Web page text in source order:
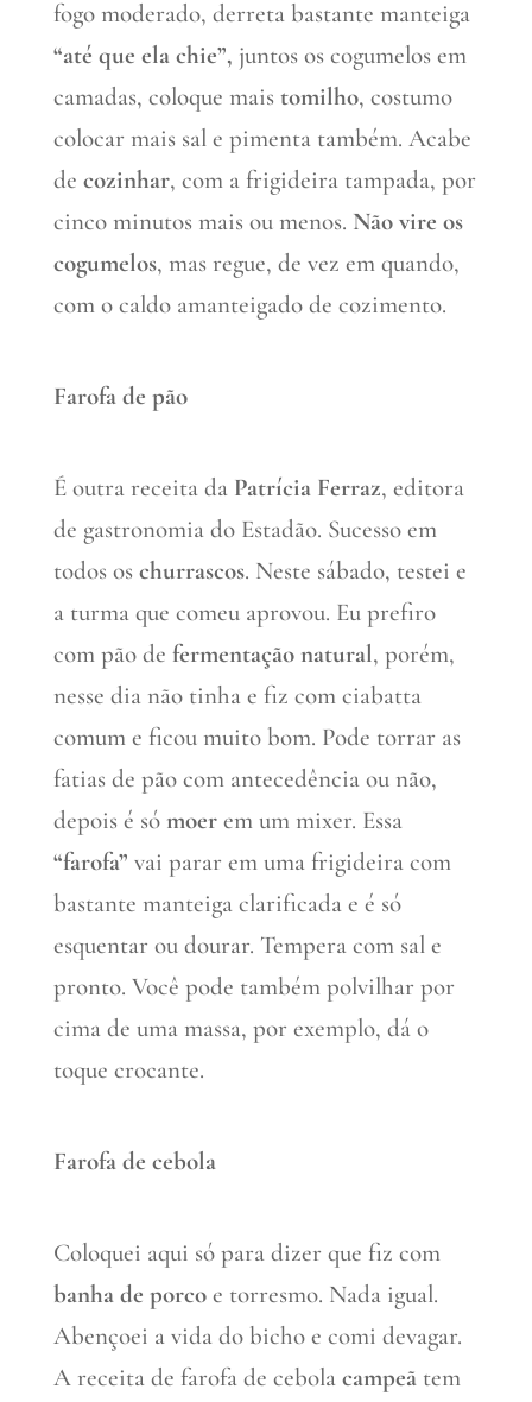
fogo moderado, derreta bastante manteiga
“até que ela chie”, juntos os cogumelos em
camadas, coloque mais tomilho, costumo
colocar mais sal e pimenta também. Acabe
de cozinhar, com a frigideira tampada, por
cinco minutos mais ou menos. Não vire os
cogumelos, mas regue, de vez em quando,
com o caldo amanteigado de cozimento.
Farofa de pão
É outra receita da Patrícia Ferraz, editora
de gastronomia do Estadão. Sucesso em
todos os churrascos. Neste sábado, testei e
a turma que comeu aprovou. Eu prefiro
com pão de fermentação natural, porém,
nesse dia não tinha e fiz com ciabatta
comum e ficou muito bom. Pode torrar as
fatias de pão com antecedência ou não,
depois é só moerem um mixer. Essa
“farofa” vai parar em uma frigideira com
bastante manteiga clarificada e é só
esquentar ou dourar. Tempera com sal e
pronto. Você pode também polvilhar por
cima de uma massa, por exemplo, dá o
toque crocante.
Farofa de cebola
Coloquei aqui só para dizer que fiz com
banha de porcoe torresmo. Nada igual.
Abençoei a vida do bicho e comi devagar.
A receita de farofa de cebola campeã tem